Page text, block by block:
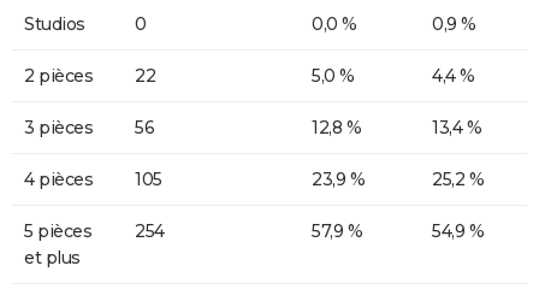
Studios 0 0,0 % 0,9 %
2 pièces 22 5,0 % 4,4 %
3 pièces 56 12,8 % 13,4 %
4 pièces 105 23,9 % 25,2 %
5 pièces
et plus
254 57,9 % 54,9 %